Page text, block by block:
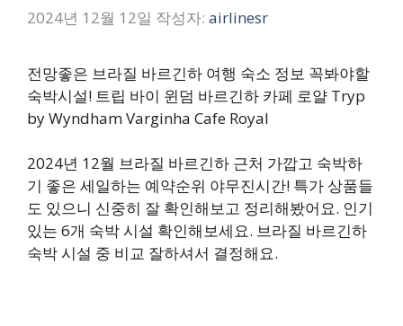
2024년 12월 12일 작성자: airlinesr
전망좋은 브라질 바르긴하 여행 숙소 정보 꼭봐야할
숙박시설! 트립 바이 윈덤 바르긴하 카페 로얄 Tryp
by Wyndham Varginha Cafe Royal
2024년 12월 브라질 바르긴하 근처 가깝고 숙박하
기 좋은 세일하는 예약순위 야무진시간! 특가 상품들
도 있으니 신중히 잘 확인해보고 정리해봤어요. 인기
있는 6개 숙박 시설 확인해보세요. 브라질 바르긴하
숙박 시설 중 비교 잘하셔서 결정해요.